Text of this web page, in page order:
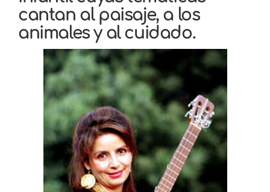
cantan al paisaje, a los
animales y al cuidado.